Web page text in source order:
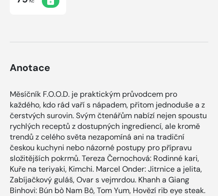
Anotace
Měsíčník F.O.O.D. je praktickým průvodcem pro
každého, kdo rád vaří s nápadem, přitom jednoduše a z
čerstvých surovin. Svým čtenářům nabízí nejen spoustu
rychlých receptů z dostupných ingrediencí, ale kromě
trendů z celého světa nezapomíná ani na tradiční
českou kuchyni nebo názorné postupy pro přípravu
složitějších pokrmů. Tereza Černochová: Rodinné kari,
Kuře na teriyaki, Kimchi. Marcel Onder: Jitrnice a jelita,
Zabíjačkový guláš, Ovar s vejmrdou. Khanh a Giang
Binhovi: Bún bò Nam Bô, Tom Yum, Hovězí rib eye steak.